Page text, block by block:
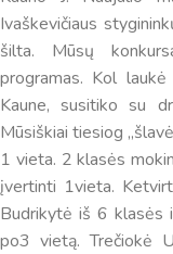
Ivaškevičiaus
šilta. Mūsų
programas. Kol
Kaune, susitiko su
Mūsiškiai tiesiog
1 vieta. 2 klasės
įvertinti 1vieta.
Budrikytė iš 6 klasės
po3 vietą. Trečiokė